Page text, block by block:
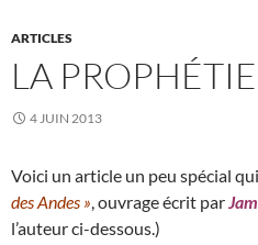
ARTICLES
LA
4 JUIN 2013
Voici un article un peu spécial
des Andes » , ouvrage écrit par
l’auteur ci-dessous.)